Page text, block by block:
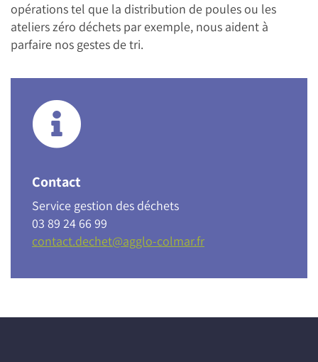
opérations tel que la distribution de poules ou les
ateliers zéro déchets par exemple, nous aident à
parfaire nos gestes de tri.
Contact
Service gestion des déchets
03 89 24 66 99
contact.dechet@agglo-colmar.fr